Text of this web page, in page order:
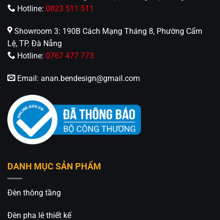
Án Ngoài Trời
✅ Thiết kế nhỏ gọn – dễ giấu đèn, không lộ khung
thô
✅ Chống nước IP65 – dùng bền cả mưa nắng
✅ Tùy chọn góc chiếu và ánh sáng – linh hoạt ứng
dụng
✅ Tiết kiệm điện – bảo hành rõ ràng
Chúng tôi cung cấp đèn rọi ngoài trời chính hãng
vấn kỹ thuật và thi công hệ thống chiếu sáng cảnh
Hotline: 0823 511 511
Showroom 3: 190B Cách Mạng Tháng 8, Phường Cẩm
Lệ, TP. Đà Nẵng
Hotline: 0767 477 773
Email: anan.bendesign@gmail.com
DANH MỤC SẢN PHẨM
Đèn thông tầng
Đèn pha lê thiết kế